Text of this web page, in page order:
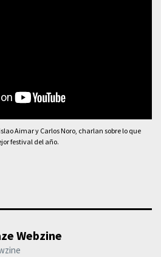
Aimar y Carlos Noro, charlan sobre lo que
festival del año.
Webzine